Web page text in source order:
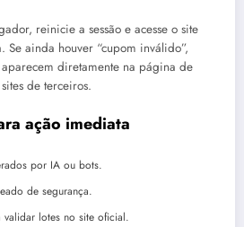
reinicie a sessão e acesse o site
ainda houver “cupom inválido”,
diretamente na página de
de terceiros.
ação imediata
por IA ou bots.
de segurança.
lotes no site oficial.